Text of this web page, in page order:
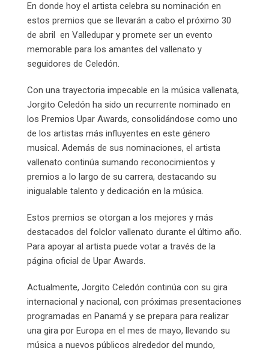
En donde hoy el artista celebra su nominación en
estos premios que se llevarán a cabo el próximo 30
de abril en Valledupar y promete ser un evento
memorable para los amantes del vallenato y
seguidores de Celedón.
Con una trayectoria impecable en la música vallenata,
Jorgito Celedón ha sido un recurrente nominado en
los Premios Upar Awards, consolidándose como uno
de los artistas más influyentes en este género
musical. Además de sus nominaciones, el artista
vallenato continúa sumando reconocimientos y
premios a lo largo de su carrera, destacando su
inigualable talento y dedicación en la música.
Estos premios se otorgan a los mejores y más
destacados del folclor vallenato durante el último año.
Para apoyar al artista puede votar a través de la
página oficial de Upar Awards.
Actualmente, Jorgito Celedón continúa con su gira
internacional y nacional, con próximas presentaciones
programadas en Panamá y se prepara para realizar
una gira por Europa en el mes de mayo, llevando su
música a nuevos públicos alrededor del mundo,